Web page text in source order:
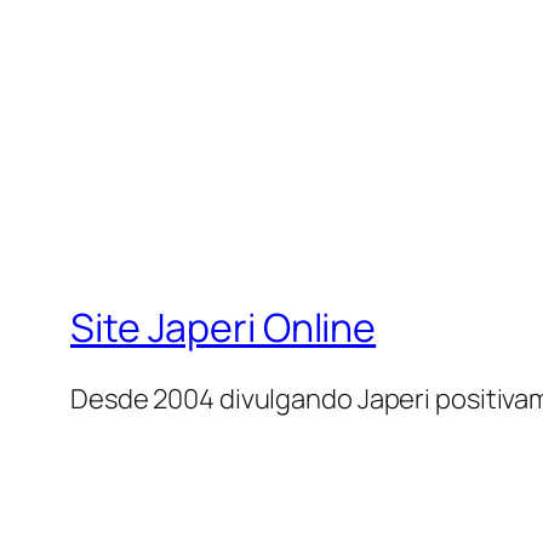
Site Japeri Online
Desde 2004 divulgando Japeri